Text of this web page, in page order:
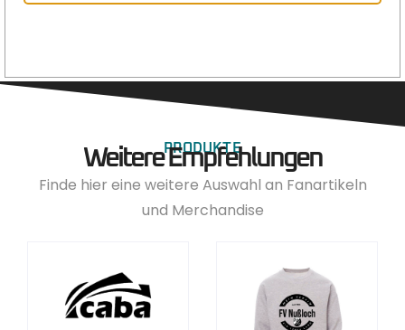
PRODUKTE
Weitere Empfehlungen
Finde hier eine weitere Auswahl an Fanartikeln
und Merchandise